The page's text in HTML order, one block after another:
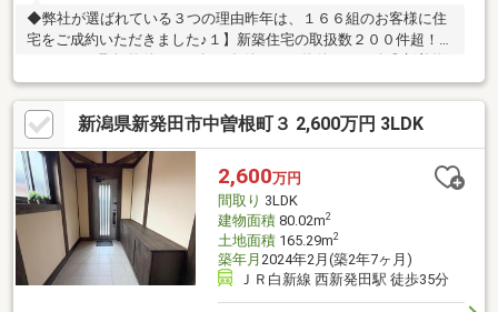
◆弊社が選ばれている３つの理由昨年は、１６６組のお客様に住
宅をご成約いただきました♪１】新築住宅の取扱数２００件超！◎
たくさんの取扱物件からお探し条件にあう物件をご紹介◎新着物
件や価格改定物件もいち早くご提供２】売って終わりにしない、
充実のアフターサービス体制◎アフターサービスの専門スタッフ
が、迅速・丁寧にご対応◎ご購入後のお困り事も、充実した体制
で手厚くサポート◎年中無休！３６５日スピード対応３】新潟で
は弊社だけ《SBI新生銀行 提携ローン》◎業界最安水準の低金利
０.９３%◎対面でのお手続きも可能◎頭金無しでもOK
新潟県新発田市中曽根町３ 2,600万円 3LDK
2,600万円
間取り 3LDK
建物面積80.02m2
土地面積165.29m2
築年月 2024年2月(築2年7ヶ月)
ＪＲ白新線 西新発田駅 徒歩35分